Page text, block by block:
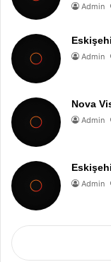
Admin
Admin
Nova
Admin
Admin